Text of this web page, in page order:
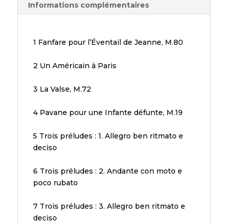
Informations complémentaires
1 Fanfare pour l’Éventail de Jeanne, M.80
2 Un Américain à Paris
3 La Valse, M.72
4 Pavane pour une Infante défunte, M.19
5 Trois préludes : 1. Allegro ben ritmato e
deciso
6 Trois préludes : 2. Andante con moto e
poco rubato
7 Trois préludes : 3. Allegro ben ritmato e
deciso